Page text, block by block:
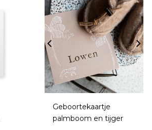
Geboortekaartje
palmboom en tijger